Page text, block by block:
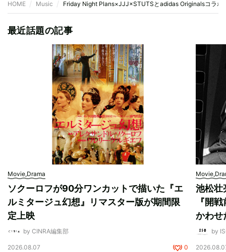
HOME Music Friday Night Plans×JJJ×STUTSとadidas Originalsコラボ
最近話題の記事
Movie,Drama
ソクーロフが90分ワンカットで描いた『エ
ルミタージュ幻想』リマスター版が期間限
定上映
by CINRA編集部
2026.08.07 0
池松壮
『開
かわせ
by